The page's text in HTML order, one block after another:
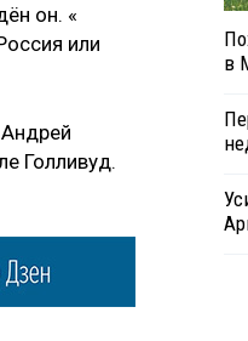
он. «
или
Голливуд.
в